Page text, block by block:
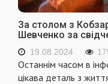
За столом з
Шевченко за
19.08.2024
Останнім часом в
цікава деталь з